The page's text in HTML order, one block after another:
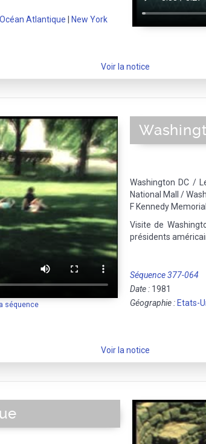
Océan Atlantique New York
Voir la notice
séquence
Washington DC /
National Mall /
F Kennedy
Visite de
présidents
Séquence 377-064
Date : 1981
Géographie : Etats-
Voir la notice